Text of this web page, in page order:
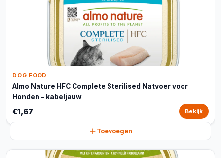
DOG FOOD
Almo Nature HFC Complete Sterilised Natvoer voor
Honden - kabeljauw
€1,67 Bekijk
Toevoegen